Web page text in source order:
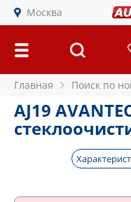
Москва
Главная Поиск по
AJ19